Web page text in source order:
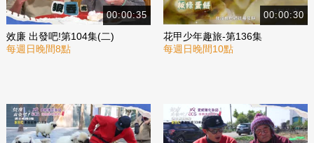
00:00:35
效廉 出發吧!第104集(二)
每週日晚間8點
00:00:30
花甲少年趣旅-第136集
每週日晚間10點